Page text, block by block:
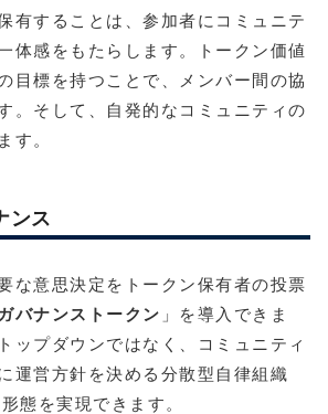
有することは、参加者にコミュニテ
体感をもたらします。トークン価値
目標を持つことで、メンバー間の協
。そして、自発的なコミュニティの
す。
ンス
な意思決定をトークン保有者の投票
ガバナンストークン 」を導入できま
ップダウンではなく、コミュニティ
運営方針を決める分散型自律組織
態を実現できます。